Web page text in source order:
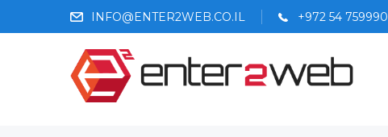
INFO@ENTER2WEB.CO.IL +972 54